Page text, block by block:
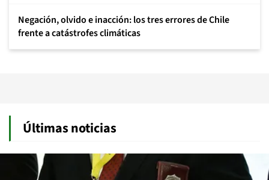
Negación, olvido e inacción: los tres errores de Chile
frente a catástrofes climáticas
Últimas noticias